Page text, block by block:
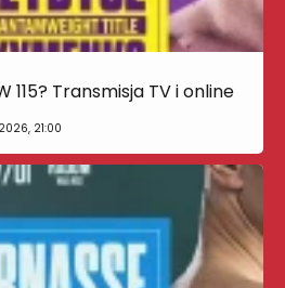
115? Transmisja TV i online
21:00